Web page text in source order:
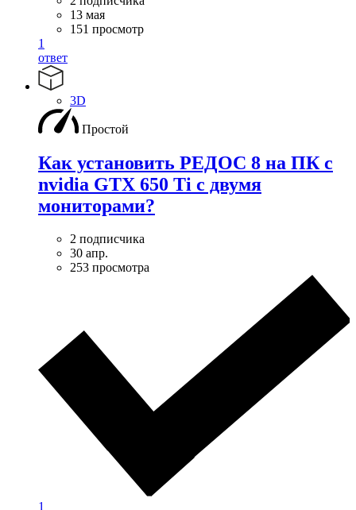
13 мая
151 просмотр
1
ответ
3D
Простой
Как установить РЕДОС 8 на ПК с
nvidia GTX 650 Ti с двумя
мониторами?
2 подписчика
30 апр.
253 просмотра
1